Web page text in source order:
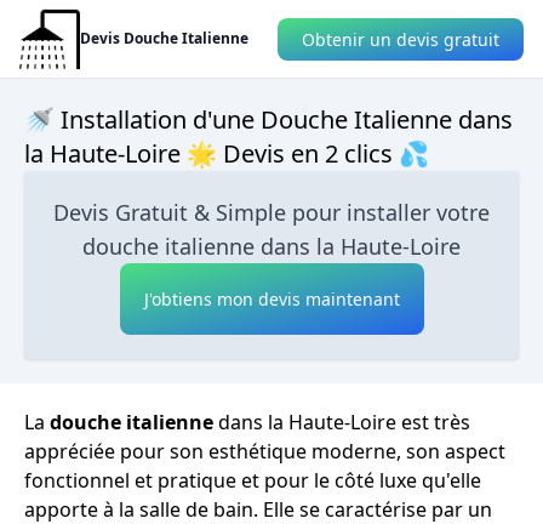
Devis Douche Italienne Obtenir un devis gratuit
🚿 Installation d'une Douche Italienne dans
la Haute-Loire 🌟 Devis en 2 clics 💦
Devis Gratuit & Simple pour installer votre
douche italienne dans la Haute-Loire
J'obtiens mon devis maintenant
La douche italiennedans la Haute-Loire est très
appréciée pour son esthétique moderne, son aspect
fonctionnel et pratique et pour le côté luxe qu'elle
apporte à la salle de bain. Elle se caractérise par un